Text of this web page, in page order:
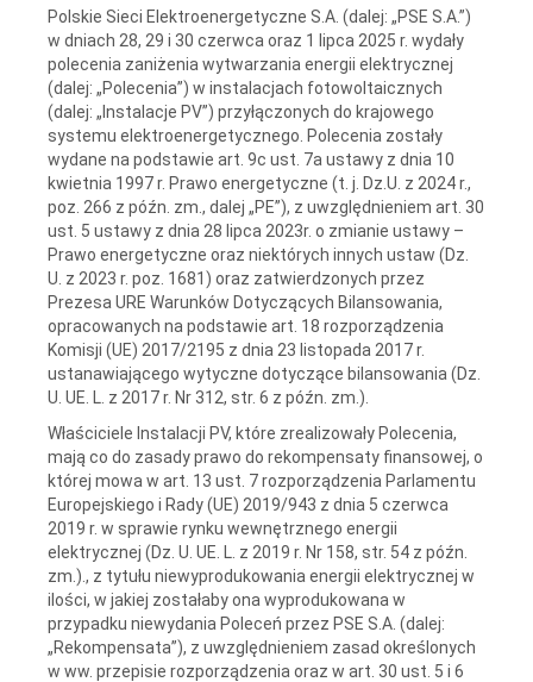
Polskie Sieci Elektroenergetyczne S.A. (dalej: „PSE S.A.”)
w dniach 28, 29 i 30 czerwca oraz 1 lipca 2025 r. wydały
polecenia zaniżenia wytwarzania energii elektrycznej
(dalej: „Polecenia”) w instalacjach fotowoltaicznych
(dalej: „Instalacje PV”) przyłączonych do krajowego
systemu elektroenergetycznego. Polecenia zostały
wydane na podstawie art. 9c ust. 7a ustawy z dnia 10
kwietnia 1997 r. Prawo energetyczne (t. j. Dz.U. z 2024 r.,
poz. 266 z późn. zm., dalej „PE”), z uwzględnieniem art. 30
ust. 5 ustawy z dnia 28 lipca 2023r. o zmianie ustawy –
Prawo energetyczne oraz niektórych innych ustaw (Dz.
U. z 2023 r. poz. 1681) oraz zatwierdzonych przez
Prezesa URE Warunków Dotyczących Bilansowania,
opracowanych na podstawie art. 18 rozporządzenia
Komisji (UE) 2017/2195 z dnia 23 listopada 2017 r.
ustanawiającego wytyczne dotyczące bilansowania (Dz.
U. UE. L. z 2017 r. Nr 312, str. 6 z późn. zm.).
Właściciele Instalacji PV, które zrealizowały Polecenia,
mają co do zasady prawo do rekompensaty finansowej, o
której mowa w art. 13 ust. 7 rozporządzenia Parlamentu
Europejskiego i Rady (UE) 2019/943 z dnia 5 czerwca
2019 r. w sprawie rynku wewnętrznego energii
elektrycznej (Dz. U. UE. L. z 2019 r. Nr 158, str. 54 z późn.
zm.)., z tytułu niewyprodukowania energii elektrycznej w
ilości, w jakiej zostałaby ona wyprodukowana w
przypadku niewydania Poleceń przez PSE S.A. (dalej:
„Rekompensata”), z uwzględnieniem zasad określonych
w ww. przepisie rozporządzenia oraz w art. 30 ust. 5 i 6